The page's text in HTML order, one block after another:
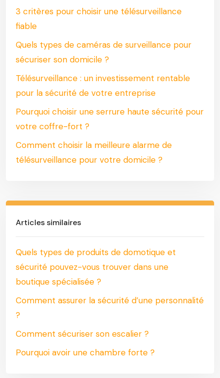
3 critères pour choisir une télésurveillance
fiable
Quels types de caméras de surveillance pour
sécuriser son domicile ?
Télésurveillance : un investissement rentable
pour la sécurité de votre entreprise
Pourquoi choisir une serrure haute sécurité pour
votre coffre-fort ?
Comment choisir la meilleure alarme de
télésurveillance pour votre domicile ?
Articles similaires
Quels types de produits de domotique et
sécurité pouvez-vous trouver dans une
boutique spécialisée ?
Comment assurer la sécurité d’une personnalité
?
Comment sécuriser son escalier ?
Pourquoi avoir une chambre forte ?